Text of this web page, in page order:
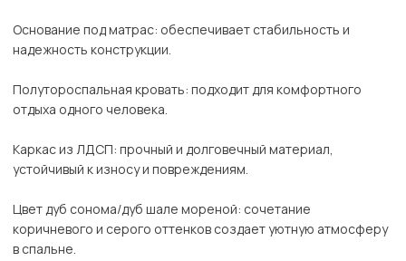
Основание под матрас: обеспечивает стабильность и
надежность конструкции.
Полутороспальная кровать: подходит для комфортного
отдыха одного человека.
Каркас из ЛДСП: прочный и долговечный материал,
устойчивый к износу и повреждениям.
Цвет дуб сонома/дуб шале мореной: сочетание
коричневого и серого оттенков создает уютную атмосферу
в спальне.